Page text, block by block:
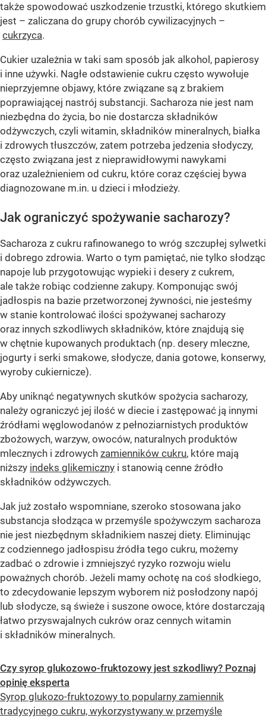
także spowodować uszkodzenie trzustki, którego skutkiem
jest – zaliczana do grupy chorób cywilizacyjnych –
cukrzyca.
Cukier uzależnia w taki sam sposób jak alkohol, papierosy
i inne używki. Nagłe odstawienie cukru często wywołuje
nieprzyjemne objawy, które związane są z brakiem
poprawiającej nastrój substancji. Sacharoza nie jest nam
niezbędna do życia, bo nie dostarcza składników
odżywczych, czyli witamin, składników mineralnych, białka
i zdrowych tłuszczów, zatem potrzeba jedzenia słodyczy,
często związana jest z nieprawidłowymi nawykami
oraz uzależnieniem od cukru, które coraz częściej bywa
diagnozowane m.in. u dzieci i młodzieży.
Jak ograniczyć spożywanie sacharozy?
Sacharoza z cukru rafinowanego to wróg szczupłej sylwetki
i dobrego zdrowia. Warto o tym pamiętać, nie tylko słodząc
napoje lub przygotowując wypieki i desery z cukrem,
ale także robiąc codzienne zakupy. Komponując swój
jadłospis na bazie przetworzonej żywności, nie jesteśmy
w stanie kontrolować ilości spożywanej sacharozy
oraz innych szkodliwych składników, które znajdują się
w chętnie kupowanych produktach (np. desery mleczne,
jogurty i serki smakowe, słodycze, dania gotowe, konserwy,
wyroby cukiernicze).
Aby uniknąć negatywnych skutków spożycia sacharozy,
należy ograniczyć jej ilość w diecie i zastępować ją innymi
źródłami węglowodanów z pełnoziarnistych produktów
zbożowych, warzyw, owoców, naturalnych produktów
mlecznych i zdrowych zamienników cukru, które mają
niższy indeks glikemiczny i stanowią cenne źródło
składników odżywczych.
Jak już zostało wspomniane, szeroko stosowana jako
substancja słodząca w przemyśle spożywczym sacharoza
nie jest niezbędnym składnikiem naszej diety. Eliminując
z codziennego jadłospisu źródła tego cukru, możemy
zadbać o zdrowie i zmniejszyć ryzyko rozwoju wielu
poważnych chorób. Jeżeli mamy ochotę na coś słodkiego,
to zdecydowanie lepszym wyborem niż posłodzony napój
lub słodycze, są świeże i suszone owoce, które dostarczają
łatwo przyswajalnych cukrów oraz cennych witamin
i składników mineralnych.
Czy syrop glukozowo-fruktozowy jest szkodliwy? Poznaj
opinię eksperta
Syrop glukozo-fruktozowy to popularny zamiennik
tradycyjnego cukru, wykorzystywany w przemyśle